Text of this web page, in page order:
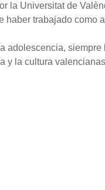
la Universitat de
haber trabajado como
adolescencia,
y la cultura